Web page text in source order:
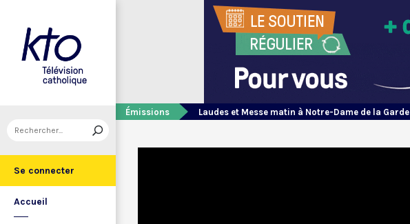
Se connecter
Accueil
Émissions Laudes et Messe matin à Notre-Dame de la Garde